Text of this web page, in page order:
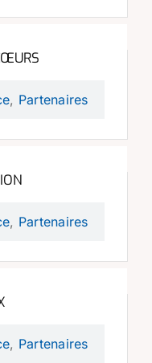
, Partenaires
, Partenaires
, Partenaires